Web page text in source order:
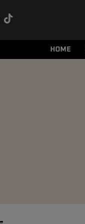
HOME